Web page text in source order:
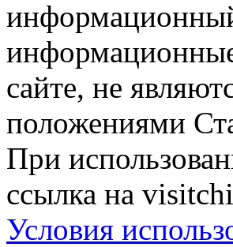
сайте, не
положениями
При
ссылка на
Условия